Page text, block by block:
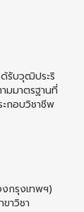
รับวุฒิประริ
มมาตรฐานที่
กอบวิชาชีพ
กรุงเทพฯ)
าวิชา